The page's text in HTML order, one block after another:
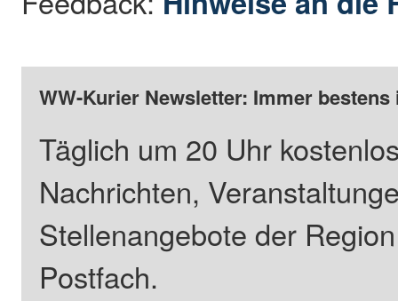
WW-Kurier Newsletter: Immer
Täglich um 20 Uhr
Nachrichten,
Stellenangebote der
Postfach.